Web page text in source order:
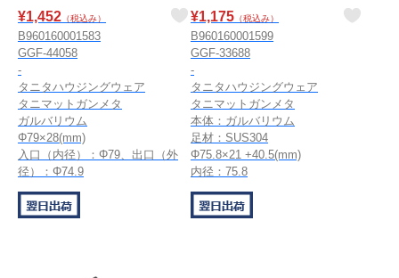
¥1,452 （税込み）
B960160001583
GGF-44058
-
タニタハウジングウェア
タニマットガンメタ
ガルバリウム
Φ79×28(mm)
入口（内径）：Φ79、出口（外
径）：Φ74.9
¥1,175 （税込み）
B960160001599
GGF-33688
-
タニタハウジングウェア
タニマットガンメタ
本体：ガルバリウム
足材：SUS304
Φ75.8×21 +40.5(mm)
内径：75.8